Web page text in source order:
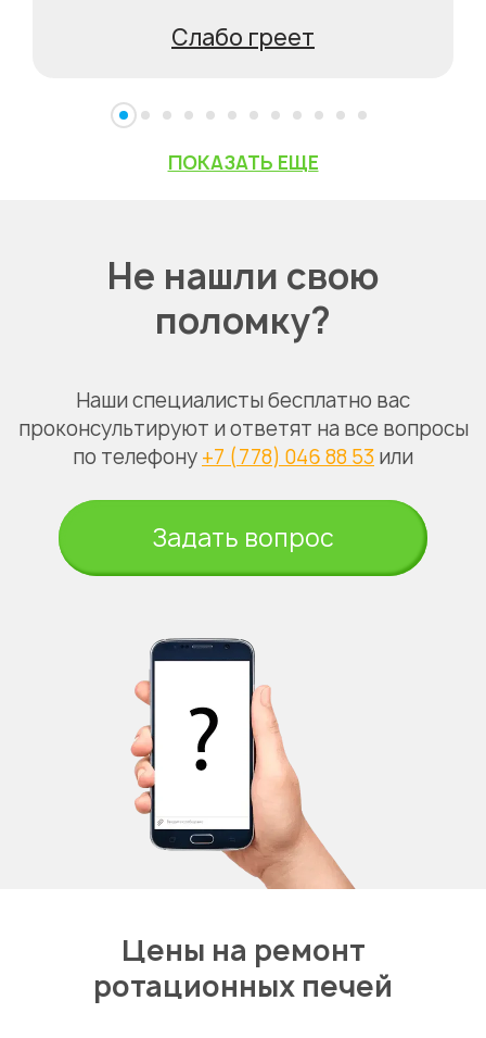
Слабо греет
ПОКАЗАТЬ ЕЩЕ
Не нашли свою
поломку?
Наши специалисты бесплатно вас
проконсультируют и ответят на все вопросы
по телефону +7 (778) 046 88 53 или
Задать вопрос
Цены на ремонт
ротационных печей